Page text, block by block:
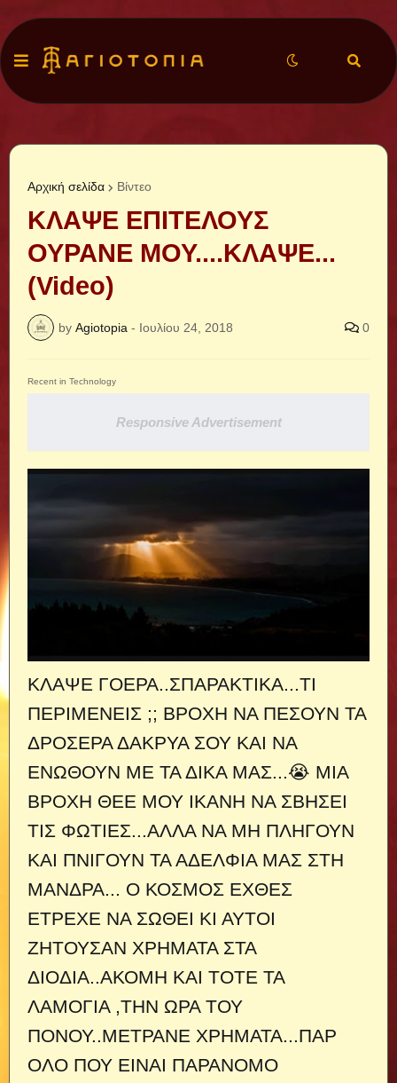
Αρχική σελίδα Βίντεο
ΚΛΑΨΕ ΕΠΙΤΕΛΟΥΣ
ΟΥΡΑΝΕ ΜΟΥ....ΚΛΑΨΕ...
(Video)
by Agiotopia - Ιουλίου 24, 2018 0
Recent in Technology
Responsive Advertisement
ΚΛΑΨΕ ΓΟΕΡΑ..ΣΠΑΡΑΚΤΙΚΑ...ΤΙ
ΠΕΡΙΜΕΝΕΙΣ ;; ΒΡΟΧΗ ΝΑ ΠΕΣΟΥΝ ΤΑ
ΔΡΟΣΕΡΑ ΔΑΚΡΥΑ ΣΟΥ ΚΑΙ ΝΑ
ΕΝΩΘΟΥΝ ΜΕ ΤΑ ΔΙΚΑ ΜΑΣ...😭 ΜΙΑ
ΒΡΟΧΗ ΘΕΕ ΜΟΥ ΙΚΑΝΗ ΝΑ ΣΒΗΣΕΙ
ΤΙΣ ΦΩΤΙΕΣ...ΑΛΛΑ ΝΑ ΜΗ ΠΛΗΓΟΥΝ
ΚΑΙ ΠΝΙΓΟΥΝ ΤΑ ΑΔΕΛΦΙΑ ΜΑΣ ΣΤΗ
ΜΑΝΔΡΑ... Ο ΚΟΣΜΟΣ ΕΧΘΕΣ
ΕΤΡΕΧΕ ΝΑ ΣΩΘΕΙ ΚΙ ΑΥΤΟΙ
ΖΗΤΟΥΣΑΝ ΧΡΗΜΑΤΑ ΣΤΑ
ΔΙΟΔΙΑ..ΑΚΟΜΗ ΚΑΙ ΤΟΤΕ ΤΑ
ΛΑΜΟΓΙΑ ,ΤΗΝ ΩΡΑ ΤΟΥ
ΠΟΝΟΥ..ΜΕΤΡΑΝΕ ΧΡΗΜΑΤΑ...ΠΑΡ
ΟΛΟ ΠΟΥ ΕΙΝΑΙ ΠΑΡΑΝΟΜΟ